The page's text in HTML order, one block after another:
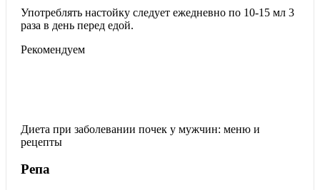
Употреблять настойку следует ежедневно по 10-15 мл 3
раза в день перед едой.
Рекомендуем
Диета при заболевании почек у мужчин: меню и
рецепты
Репа